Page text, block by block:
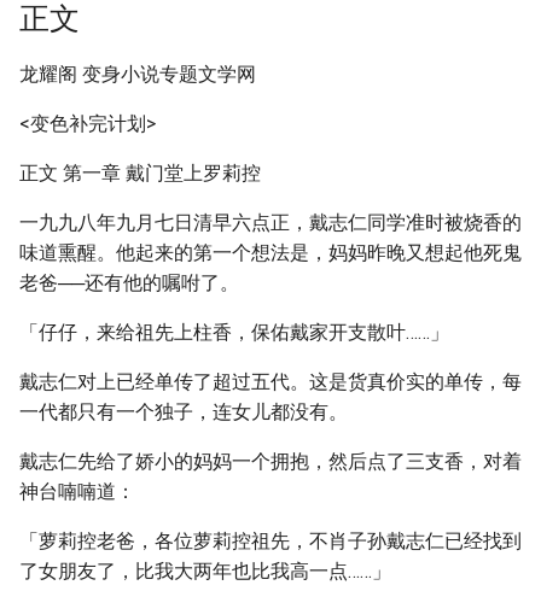
正文
龙耀阁 变身小说专题文学网
<变色补完计划>
正文 第一章 戴门堂上罗莉控
一九九八年九月七日清早六点正，戴志仁同学准时被烧香的
味道熏醒。他起来的第一个想法是，妈妈昨晚又想起他死鬼
老爸──还有他的嘱咐了。
「仔仔，来给祖先上柱香，保佑戴家开支散叶……」
戴志仁对上已经单传了超过五代。这是货真价实的单传，每
一代都只有一个独子，连女儿都没有。
戴志仁先给了娇小的妈妈一个拥抱，然后点了三支香，对着
神台喃喃道：
「萝莉控老爸，各位萝莉控祖先，不肖子孙戴志仁已经找到
了女朋友了，比我大两年也比我高一点……」